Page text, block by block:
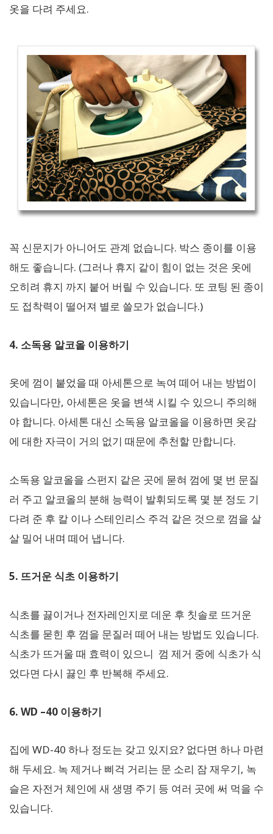
옷을 다려 주세요.
꼭 신문지가 아니어도 관계 없습니다. 박스 종이를 이용
해도 좋습니다. (그러나 휴지 같이 힘이 없는 것은 옷에
오히려 휴지 까지 붙어 버릴 수 있습니다. 또 코팅 된 종이
도 접착력이 떨어져 별로 쓸모가 없습니다.)
4. 소독용 알코올 이용하기
옷에 껌이 붙었을 때 아세톤으로 녹여 떼어 내는 방법이
있습니다만, 아세톤은 옷을 변색 시킬 수 있으니 주의해
야 합니다. 아세톤 대신 소독용 알코올을 이용하면 옷감
에 대한 자극이 거의 없기 때문에 추천할 만합니다.
소독용 알코올을 스펀지 같은 곳에 묻혀 껌에 몇 번 문질
러 주고 알코올의 분해 능력이 발휘되도록 몇 분 정도 기
다려 준 후 칼 이나 스테인리스 주걱 같은 것으로 껌을 살
살 밀어 내며 떼어 냅니다.
5. 뜨거운 식초 이용하기
식초를 끓이거나 전자레인지로 데운 후 칫솔로 뜨거운
식초를 묻힌 후 껌을 문질러 떼어 내는 방법도 있습니다.
식초가 뜨거울 때 효력이 있으니 껌 제거 중에 식초가 식
었다면 다시 끓인 후 반복해 주세요.
6. WD –40 이용하기
집에 WD-40 하나 정도는 갖고 있지요? 없다면 하나 마련
해 두세요. 녹 제거나 삐걱 거리는 문 소리 잠 재우기, 녹
슬은 자전거 체인에 새 생명 주기 등 여러 곳에 써 먹을 수
있습니다.